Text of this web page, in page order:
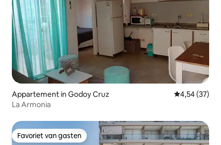
Appartement in Godoy Cruz Gemiddelde
4,54 (37)
La Armonia
Favoriet van gasten
Favoriet van gasten